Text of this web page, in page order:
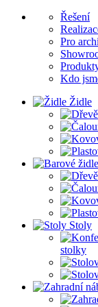
Řešení
Pro
Kdo
Židle
Stoly
stolky